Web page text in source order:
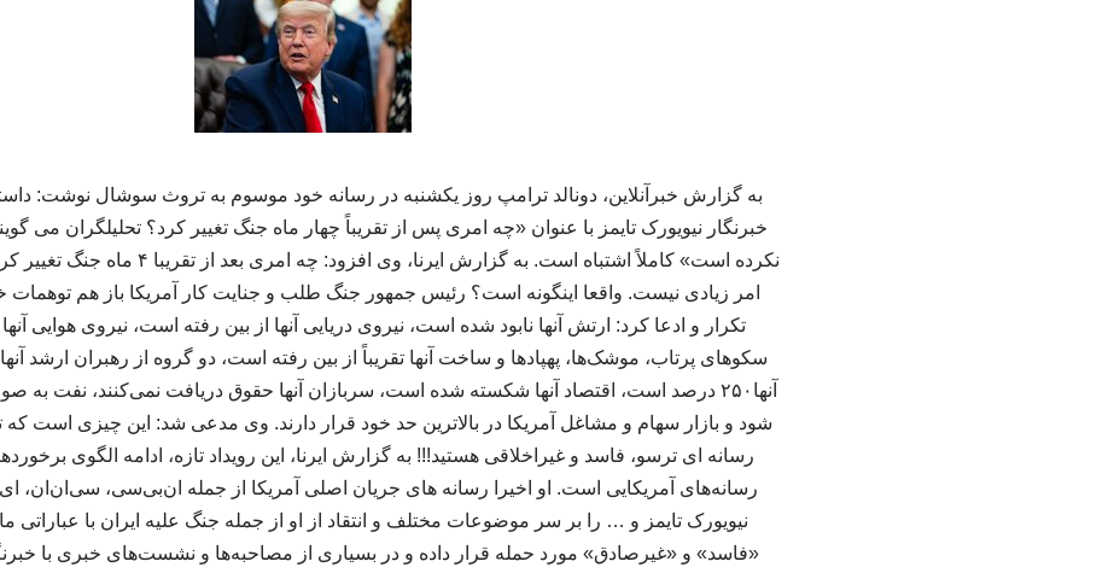
به گزارش خبرآنلاین، دونالد ترامپ روز یکشنبه در رسانه خود موسوم به تروث سوشال نوشت:
خبرنگار نیویورک تایمز با عنوان «چه امری پس از تقریباً چهار ماه جنگ تغییر کرد؟ تحلیلگران می
نکرده است» کاملاً اشتباه است. به گزارش ایرنا، وی
امر زیادی نیست. واقعا اینگونه است؟ رئیس جمهور جنگ طلب و جنایت کار آمریکا باز هم توهمات
تکرار و ادعا کرد: ارتش آنها نابود شده است، نیروی دریایی آنها از بین رفته است، نیروی هوایی
سکوهای پرتاب، موشک‌ها، پهپادها و ساخت آنها تقریباً از بین رفته است، دو گروه از رهبران ارشد آنها
آنها۲۵۰ درصد است، اقتصاد آنها شکسته شده است، سربازان آنها حقوق دریافت نمی‌کنند، نفت
شود و بازار سهام و مشاغل آمریکا در بالاترین حد خود قرار دارند. وی مدعی شد: این چیزی است که
رسانه ای ترسو، فاسد و غیراخلاقی هستید!!! به گزارش ایرنا، این رویداد تازه، ادامه الگوی
رسانه‌های آمریکایی است. او اخیرا رسانه های جریان اصلی آمریکا از جمله ان‌بی‌سی،
نیویورک تایمز و … را بر سر موضوعات مختلف و انتقاد از او از جمله جنگ علیه ایران با عباراتی
«فاسد» و «غیرصادق» مورد حمله قرار داده و در بسیاری از مصاحبه‌ها و نشست‌های خبری با